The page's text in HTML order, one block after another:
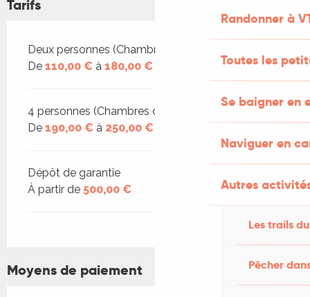
Randonner à
Toutes les
Se baigner en
Naviguer en
Autres
Les trails
Pêcher
Tarifs
Tarifs 2026
Deux personnes (Chambres d'hôtes)
De 110,00 € à 180,00 €
4 personnes (Chambres d'hôtes)
De 190,00 € à 250,00 €
Dépôt de garantie
À partir de 500,00 €
Moyens de paiement